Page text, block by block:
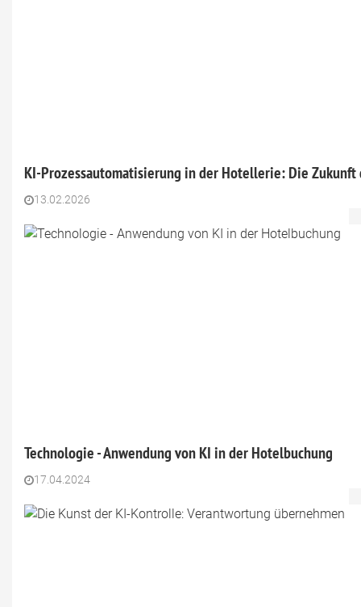
KI-Prozessautomatisierung in der Hotellerie: Die Zukunft
13.02.2026
Technologie - Anwendung von KI in der Hotelbuchung
17.04.2024